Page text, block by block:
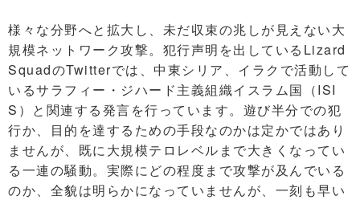
様々な分野へと拡大し、未だ収束の兆しが見えない大
規模ネットワーク攻撃。犯行声明を出しているLizard
SquadのTwitterでは、中東シリア、イラクで活動して
いるサラフィー・ジハード主義組織イスラム国（ISI
S）と関連する発言を行っています。遊び半分での犯
行か、目的を達するための手段なのかは定かではあり
ませんが、既に大規模テロレベルまで大きくなってい
る一連の騒動。実際にどの程度まで攻撃が及んでいる
のか、全貌は明らかになっていませんが、一刻も早い